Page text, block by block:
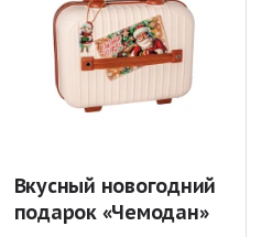
Вкусный новогодний
подарок «Чемодан»